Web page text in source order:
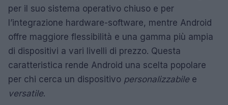
per il suo sistema operativo chiuso e per
l’integrazione hardware-software, mentre Android
offre maggiore flessibilità e una gamma più ampia
di dispositivi a vari livelli di prezzo. Questa
caratteristica rende Android una scelta popolare
per chi cerca un dispositivo personalizzabilee
versatile.